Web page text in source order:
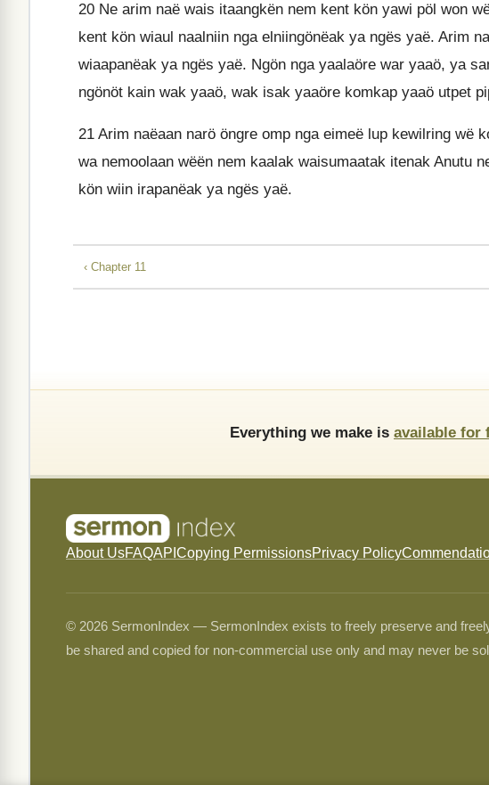
20 Ne arim naë wais itaangkën nem kent kön yawi pöl won
kent kön wiaul naalniin nga elniingönëak ya ngës yaë. Arim
wiaapanëak ya ngës yaë. Ngön nga yaalaöre war yaaö, ya
ngönöt kain wak yaaö, wak isak yaaöre komkap yaaö utpet
21 Arim naëaan narö öngre omp nga eimeë lup kewilring wë
wa nemoolaan wëën nem kaalak waisumaatak itenak Anutu
kön wiin irapanëak ya ngës yaë.
‹ Chapter 11
Everything we make is available for
About UsFAQAPI Copying PermissionsPrivacy Policy
© 2026 SermonIndex — SermonIndex exists to freely preserve and
be shared and copied for non-commercial use only and may never be